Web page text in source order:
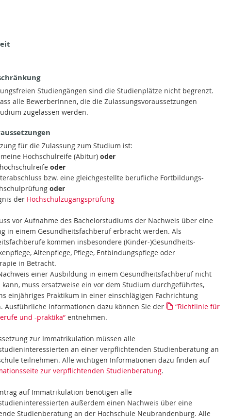
Studiengängen sind die Studienplätze nicht begrenzt.
alle BewerberInnen, die die Zulassungsvoraussetzungen
zugelassen werden.
für die Zulassung zum Studium ist:
Hochschulreife (Abitur) oder
oder
bzw. eine gleichgestellte berufliche Fortbildungs-
oder
der Hochschulzugangsprüfung
vor Aufnahme des Bachelorstudiums der Nachweis über eine
in einem Gesundheitsfachberuf erbracht werden. Als
kommen insbesondere (Kinder-)Gesundheits-
Altenpflege, Pflege, Entbindungspflege oder
in Betracht.
einer Ausbildung in einem Gesundheitsfachberuf nicht
muss ersatzweise ein vor dem Studium durchgeführtes,
einjähriges Praktikum in einer einschlägigen Fachrichtung
Ausführliche Informationen dazu können Sie der
“Richtlinie für
und -praktika” entnehmen.
zur Immatrikulation müssen alle
an einer verpflichtenden Studienberatung an
teilnehmen. Alle wichtigen Informationen dazu finden auf
zur verpflichtenden Studienberatung.
auf Immatrikulation benötigen alle
außerdem einen Nachweis über eine
Studienberatung an der Hochschule Neubrandenburg. Alle